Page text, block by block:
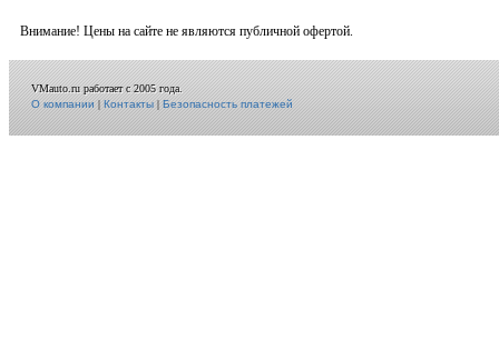
Внимание! Цены на сайте не являются публичной офертой.
VMauto.ru работает с 2005 года.
О компании|Контакты|Безопасность платежей